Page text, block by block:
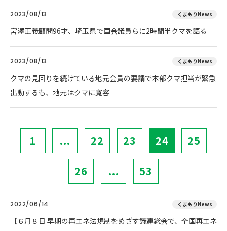
2023/08/13 くまもりNews
宮澤正義顧問96才、埼玉県で国会議員らに2時間半クマを語る
2023/08/13 くまもりNews
クマの見回りを続けている地元会員の要請で本部クマ担当が緊急
出動するも、地元はクマに寛容
1 ... 22 23 24 25
26 ... 53
2022/06/14 くまもりNews
【６月８日 早期の再エネ法規制をめざす議連総会で、全国再エネ